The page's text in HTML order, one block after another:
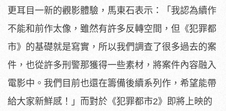
更耳目一新的觀影體驗， 馬東石表示：「我認為續作
不能和前作太像，雖然有許多反轉空間， 但《犯罪都
市》的基礎就是寫實，所以我們調查了很多過去的案
件， 也從許多刑警那獲得一些素材，將案件內容融入
電影中。 我們目前也還在籌備後續系列作，希望能帶
給大家新鮮感！」 而對於《犯罪都市2》即將上映的